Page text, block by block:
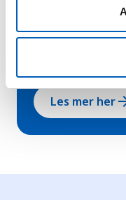
med å sikre
sosial
Les mer her